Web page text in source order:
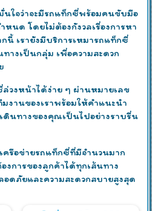
นใจว่าจะมีรถแท็กซี่พร้อมคนขับมือ
นด โดยไม่ต้องกังวลเรื่องการหา
นี้ เรายังมีบริการเหมารถแท็กซี่
างเป็นกลุ่ม เพื่อความสะดวก
วงหน้าได้ง่าย ๆ ผ่านหมายเลข
มงานของเราพร้อมให้คำแนะนำ
ดินทางของคุณเป็นไปอย่างราบรื่น
รือข่ายรถแท็กซี่ที่มีจำนวนมาก
งการของลูกค้าได้ทุกเส้นทาง
ดภัยและความสะดวกสบายสูงสุด